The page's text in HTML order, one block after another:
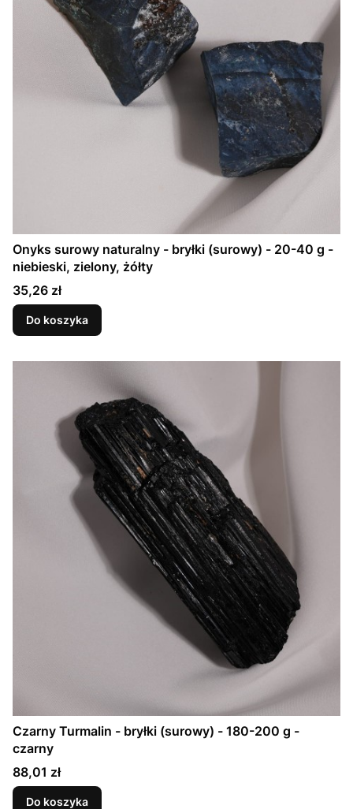
Onyks surowy naturalny - bryłki (surowy) - 20-40 g -
niebieski, zielony, żółty
Cena
35,26 zł
Do koszyka
Czarny Turmalin - bryłki (surowy) - 180-200 g -
czarny
Cena
88,01 zł
Do koszyka